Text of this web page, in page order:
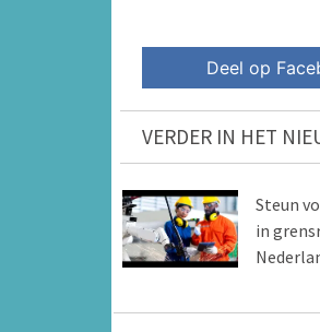
Deel op
VERDER IN HET
Steun
in